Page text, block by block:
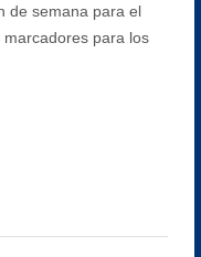
de semana para el
para los